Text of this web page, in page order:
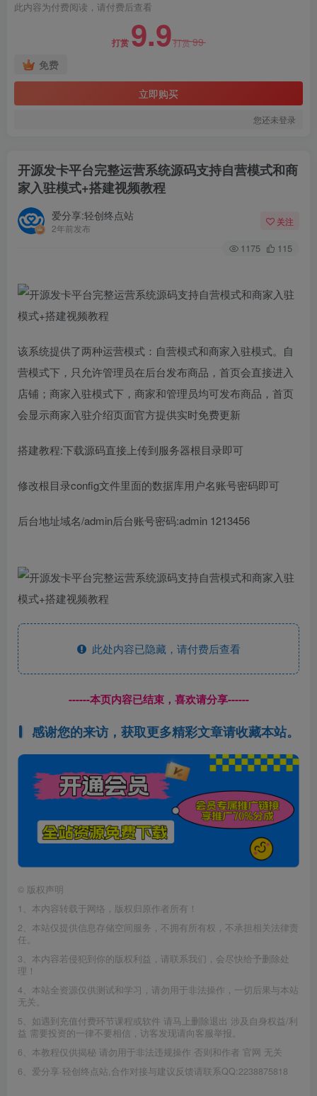
此内容为付费阅读，请付费后查看
打赏 9.9打赏99
免费
立即购买
您还未登录
开源发卡平台完整运营系统源码支持自营模式和商
家入驻模式+搭建视频教程
爱分享:轻创终点站
2年前发布
关注
1175 115
该系统提供了两种运营模式：自营模式和商家入驻模式。自
营模式下，只允许管理员在后台发布商品，首页会直接进入
店铺；商家入驻模式下，商家和管理员均可发布商品，首页
会显示商家入驻介绍页面官方提供实时免费更新
搭建教程:下载源码直接上传到服务器根目录即可
修改根目录config文件里面的数据库用户名账号密码即可
后台地址域名/admin后台账号密码:admin 1213456
此处内容已隐藏，请付费后查看
------本页内容已结束，喜欢请分享------
感谢您的来访，获取更多精彩文章请收藏本站。
© 版权声明
1、本内容转载于网络，版权归原作者所有！
2、本站仅提供信息存储空间服务，不拥有所有权，不承担相关法律责
任。
3、本内容若侵犯到你的版权利益，请联系我们，会尽快给予删除处
理！
4、本站全资源仅供测试和学习，请勿用于非法操作，一切后果与本站
无关。
5、如遇到充值付费环节课程或软件 请马上删除退出 涉及自身权益/利
益 需要投资的一律不要相信，访客发现请向客服举报。
6、本教程仅供揭秘 请勿用于非法违规操作 否则和作者 官网 无关
6、爱分享·轻创终点站,合作对接与建议反馈请联系QQ:2238875818